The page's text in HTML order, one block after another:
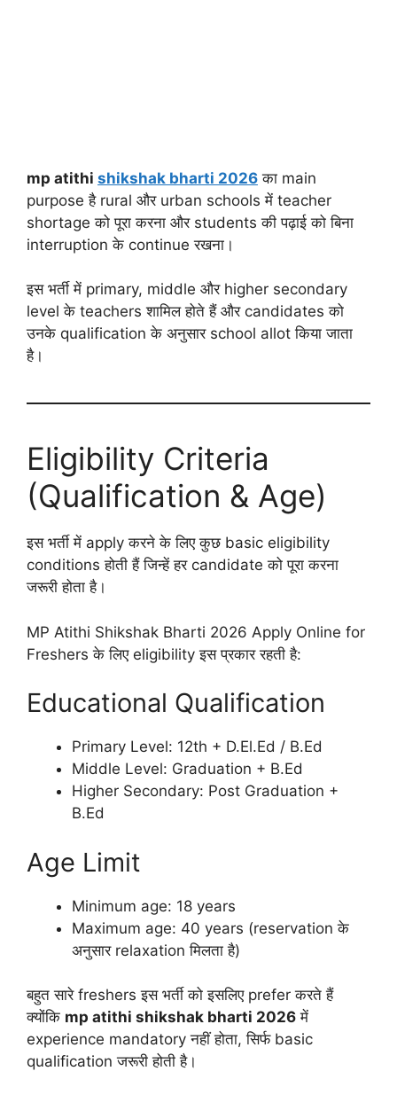
mp atithi shikshak bharti 2026 का main
purpose है rural और urban schools में teacher
shortage को पूरा करना और students की पढ़ाई को बिना
interruption के continue रखना।
इस भर्ती में primary, middle और higher secondary
level के teachers शामिल होते हैं और candidates को
उनके qualification के अनुसार school allot किया जाता
है।
Eligibility Criteria
(Qualification & Age)
इस भर्ती में apply करने के लिए कुछ basic eligibility
conditions होती हैं जिन्हें हर candidate को पूरा करना
जरूरी होता है।
MP Atithi Shikshak Bharti 2026 Apply Online for
Freshers के लिए eligibility इस प्रकार रहती है:
Educational Qualification
Primary Level: 12th + D.El.Ed / B.Ed
Middle Level: Graduation + B.Ed
Higher Secondary: Post Graduation +
B.Ed
Age Limit
Minimum age: 18 years
Maximum age: 40 years (reservation के
अनुसार relaxation मिलता है)
बहुत सारे freshers इस भर्ती को इसलिए prefer करते हैं
क्योंकि mp atithi shikshak bharti 2026 में
experience mandatory नहीं होता, सिर्फ basic
qualification जरूरी होती है।